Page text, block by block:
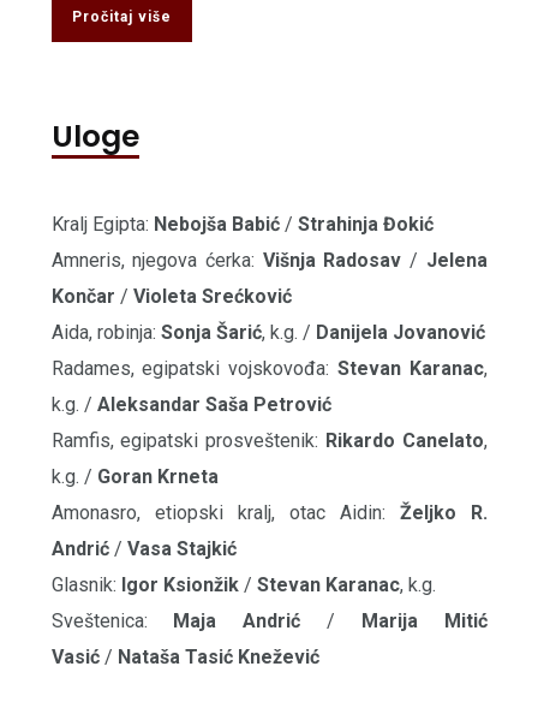
Pročitaj više
Uloge
Kralj Egipta: Nebojša Babić / Strahinja Đokić
Amneris, njegova ćerka: Višnja Radosav / Jelena
Končar / Violeta Srećković
Aida, robinja: Sonja Šarić, k.g. / Danijela Jovanović
Radames, egipatski vojskovođa: Stevan Karanac,
k.g. / Aleksandar Saša Petrović
Ramfis, egipatski prosveštenik: Rikardo Canelato,
k.g. / Goran Krneta
Amonasro, etiopski kralj, otac Aidin: Željko R.
Andrić / Vasa Stajkić
Glasnik: Igor Ksionžik / Stevan Karanac, k.g.
Sveštenica:
Maja Andrić /
Marija Mitić
Vasić / Nataša Tasić Knežević